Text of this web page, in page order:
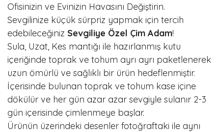
Ofisinizin ve Evinizin Havasını Değiştirin.
Sevgilinize küçük sürpriz yapmak için tercih
edebileceğiniz Sevgiliye Özel Çim Adam!
Sula, Uzat, Kes mantığı ile hazırlanmış kutu
içeriğinde toprak ve tohum ayrı ayrı paketlenerek
uzun ömürlü ve sağlıklı bir ürün hedeflenmiştir.
İçerisinde bulunan toprak ve tohum kase içine
dökülür ve her gün azar azar sevgiyle sulanır 2-3
gün içerisinde çimlenmeye başlar.
Ürünün üzerindeki desenler fotoğraftaki ile aynı